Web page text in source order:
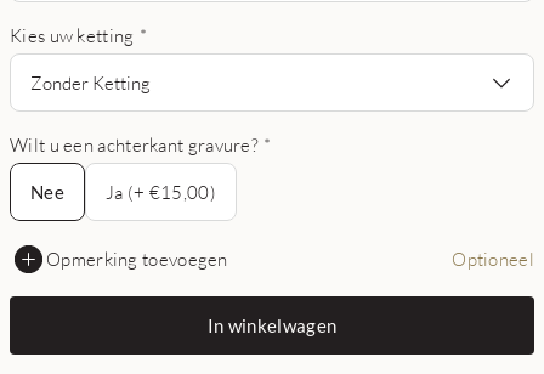
Kies uw ketting *
Zonder Ketting
Wilt u een achterkant gravure? *
Nee
Nee
Ja (+ €15,00)
Opmerking toevoegen Optioneel
In winkelwagen